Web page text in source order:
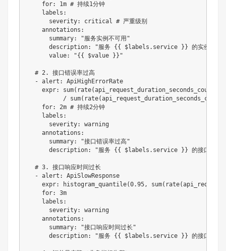
for: 1m # 持续1分钟
labels :
severity: critical # 严重级别
annotations :
summary:
"服务实例不可用"
description: "服务 { { $labels.service }} 的实例 {
value: "{ { $value }}"
# 2. 接口错误率过高
- alert :
ApiHighErrorRate
expr: sum(rate(api_request_duration_seconds_count
          / sum(rate(api_request_duration_seconds_count
for: 2m # 持续2分钟
labels :
severity:
warning
annotations :
summary:
"接口错误率过高"
description: "服务 { { $labels.service }} 的接口错误率
# 3. 接口响应时间过长
- alert :
ApiSlowResponse
expr: histogram_quantile(0.95,
for:
3m
labels :
severity:
warning
annotations :
summary:
"接口响应时间过长"
description: "服务 { { $labels.service }} 的接口 {